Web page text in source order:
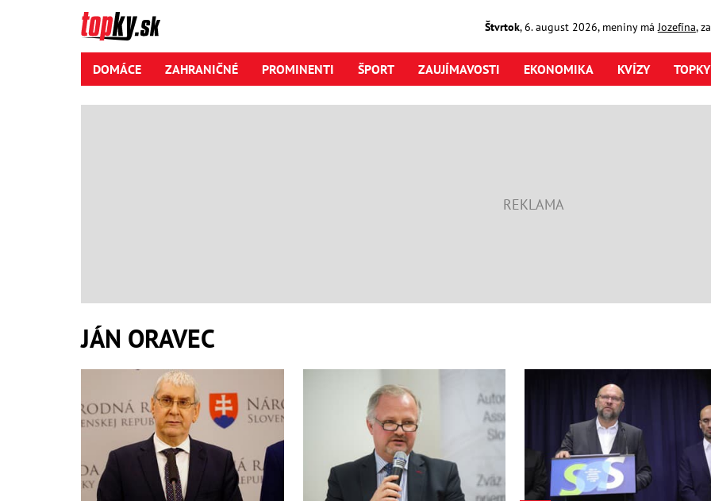
Štvrtok,6. august2026, meniny má Jozefína,
DOMÁCE ZAHRANIČNÉ PROMINENTI ŠPORT ZAUJÍMAVOSTI EKONOMIKA KVÍZY
JÁN ORAVEC